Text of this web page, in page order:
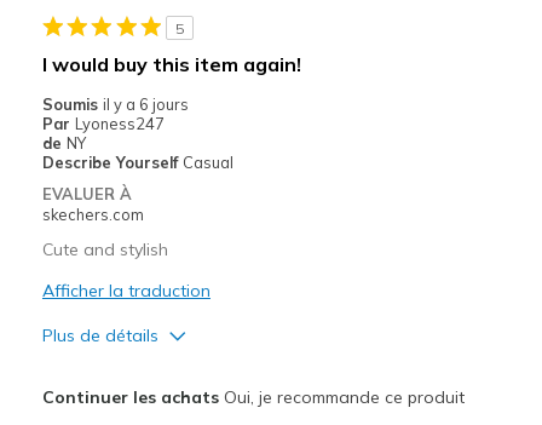
5
I would buy this item again!
Soumis il y a 6 jours
Par Lyoness247
de NY
Describe Yourself Casual
EVALUER À
skechers.com
Cute and stylish
Afficher la traduction
Plus de détails
Continuer les achatsOui, je recommande ce produit